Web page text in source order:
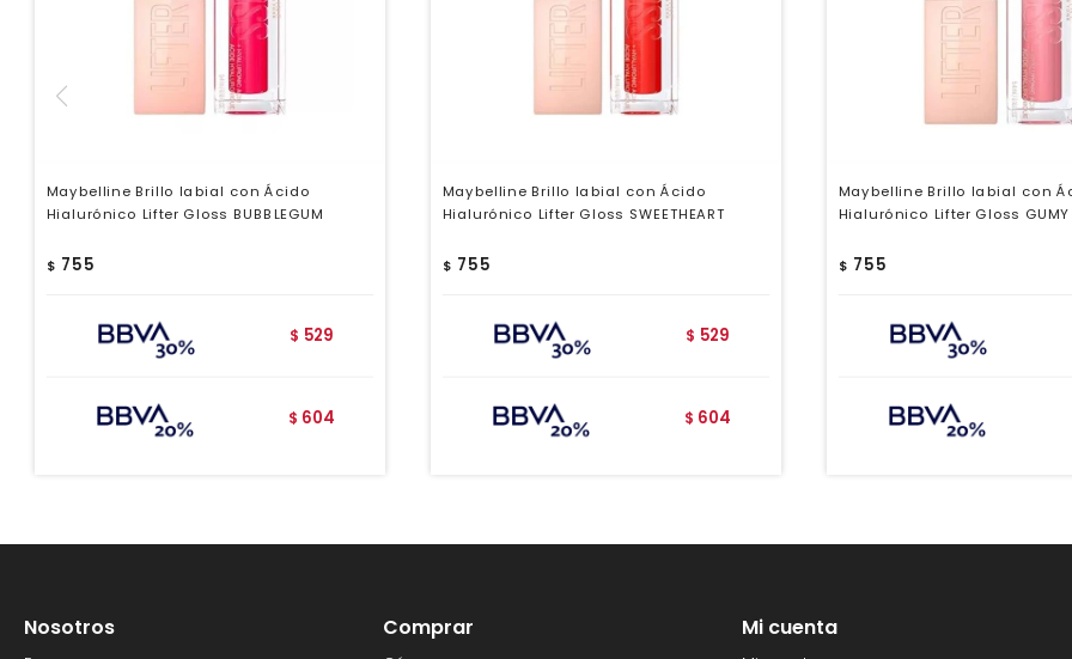
Maybelline Brillo labial con Ácido
Hialurónico Lifter Gloss BUBBLEGUM
$ 755
$ 529
$ 604
Maybelline Brillo labial con Ácido
Hialurónico Lifter Gloss SWEETHEART
$ 755
$ 529
$ 604
Maybelline Brillo labial con
Hialurónico Lifter Gloss GUMY
$ 755
Nosotros Comprar Mi cuenta